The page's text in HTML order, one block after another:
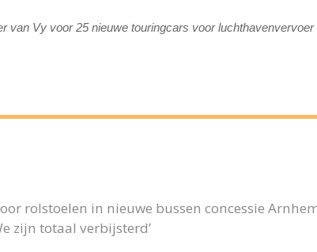
van Vy voor 25 nieuwe touringcars voor luchthavenvervoer
rolstoelen in nieuwe bussen concessie
zijn totaal verbijsterd’